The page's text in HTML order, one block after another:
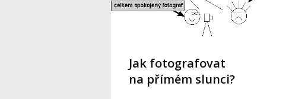
Jak fotografovat
na přímém slunci?